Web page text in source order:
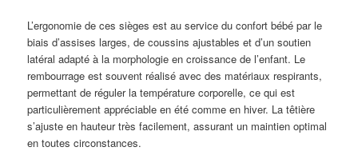
L’ergonomie de ces sièges est au service du confort bébé par le
biais d’assises larges, de coussins ajustables et d’un soutien
latéral adapté à la morphologie en croissance de l’enfant. Le
rembourrage est souvent réalisé avec des matériaux respirants,
permettant de réguler la température corporelle, ce qui est
particulièrement appréciable en été comme en hiver. La têtière
s’ajuste en hauteur très facilement, assurant un maintien optimal
en toutes circonstances.